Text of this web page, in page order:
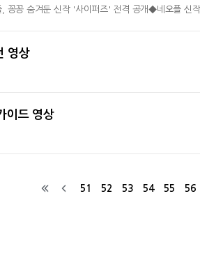
꽁 숨겨둔 신작 '사이퍼즈' 전격 공개◆네오플 신
영상
이드 영상
51 52 53 54 55 56